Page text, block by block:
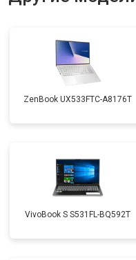
Замена жесткого диска
ZenBook UX533FTC-A8176T
VivoBook S S531FL-BQ592T